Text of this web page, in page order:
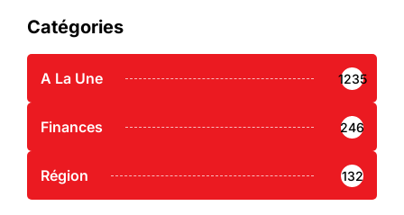
Catégories
A La Une 1235
Finances 246
Région 132